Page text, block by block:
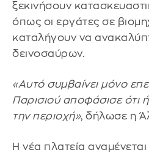
ξεκινήσουν
όπως οι εργάτες σε
καταλήγουν να
δεινοσαύρων.
«Αυτό συμβαίνει μόνο
Παρισιού αποφάσισε ότι
την περιοχή», δήλωσε η
Η νέα πλατεία